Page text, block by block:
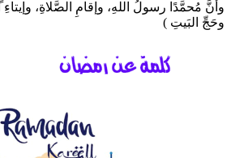
وأنَّ مُحمَّدًا رسولُ اللهِ، وإقامِ الصَّلاةِ،
وحَجِّ البَيتِ )